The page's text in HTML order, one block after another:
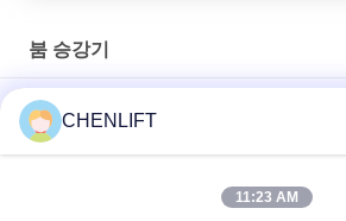
붐 승강기
항공 작업 플랫폼 관절 부름 리프트 테이블
적 인 해결책
CHENLIFT
11:23 AM